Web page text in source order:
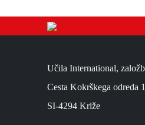
Učila International,
Cesta Kokrškega odreda
SI-4294 Križe